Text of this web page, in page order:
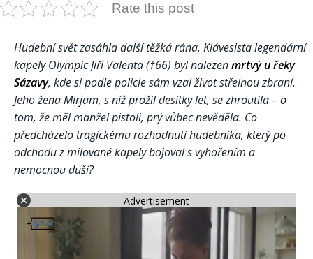
Rate this post
Hudební svět zasáhla další těžká rána. Klávesista legendární
kapely Olympic Jiří Valenta (†66) byl nalezenmrtvý u řeky
Sázavy, kde si podle policie sám vzal život střelnou zbraní.
Jeho žena Mirjam, s níž prožil desítky let, se zhroutila – o
tom, že měl manžel pistoli, prý vůbec nevěděla. Co
předcházelo tragickému rozhodnutí hudebníka, který po
odchodu z milované kapely bojoval s vyhořením a
nemocnou duší?
Advertisement